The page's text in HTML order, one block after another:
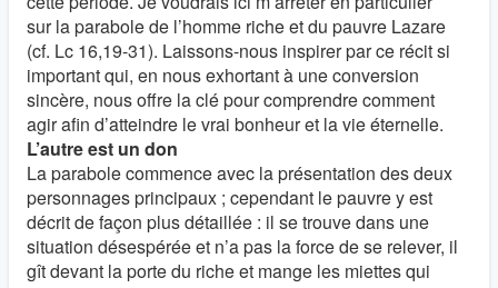
sur la parabole de l’homme riche et du pauvre Lazare
(cf. Lc 16,19-31). Laissons-nous inspirer par ce récit si
important qui, en nous exhortant à une conversion
sincère, nous offre la clé pour comprendre comment
agir afin d’atteindre le vrai bonheur et la vie éternelle.
L’autre est un don
La parabole commence avec la présentation des deux
personnages principaux ; cependant le pauvre y est
décrit de façon plus détaillée : il se trouve dans une
situation désespérée et n’a pas la force de se relever, il
gît devant la porte du riche et mange les miettes qui